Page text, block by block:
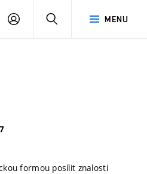
MENU
PŘIHLÁSIT
formou posílit znalosti